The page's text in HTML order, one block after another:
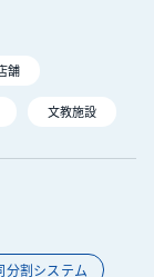
舗
文教施設
分割システム